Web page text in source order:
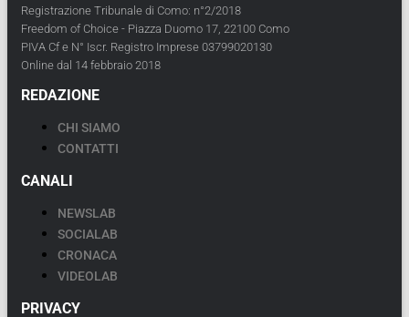
Registrazione Tribunale di Como: n°2/2018
Freedom of Choice - Piazza Duomo 17, 22100 Como
PIVA Cf e N° Iscr. Registro Imprese 03799020130
Online dal 14 febbraio 2018
REDAZIONE
CHI SIAMO
CONTATTI
CANALI
NEWSLAB
SOCIALAB
CRONACA
VIDEOLAB
PRIVACY